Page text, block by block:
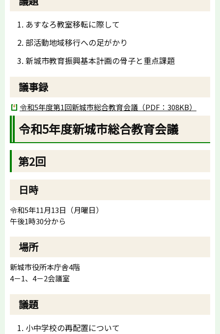
あすなろ教室移転に際して
部活動地域移行への足がかり
新城市教育振興基本計画の骨子と重点課題
議事録
令和5年度第1回新城市総合教育会議（PDF：308KB）
令和5年度新城市総合教育会議
第2回
日時
令和5年11月13日（月曜日）
午後1時30分から
場所
新城市役所本庁舎4階
4－1、4－2会議室
議題
小中学校の再配置について